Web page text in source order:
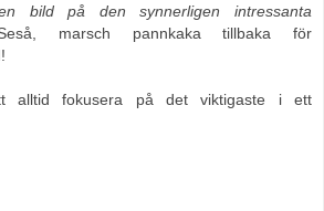
bild på den synnerligen intressanta
marsch pannkaka tillbaka för
alltid fokusera på det viktigaste i ett